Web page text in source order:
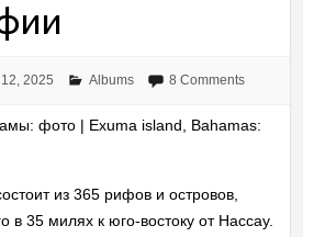
2025 Albums 8 Comments
фото | Exuma island, Bahamas:
из 365 рифов и островов,
в 35 милях к юго-востоку от Нассау.